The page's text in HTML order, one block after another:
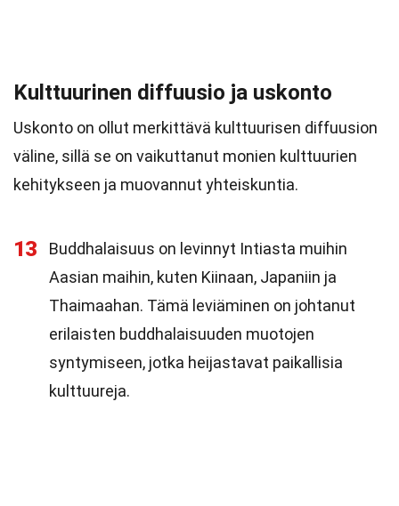
Kulttuurinen diffuusio ja uskonto
Uskonto on ollut merkittävä kulttuurisen diffuusion
väline, sillä se on vaikuttanut monien kulttuurien
kehitykseen ja muovannut yhteiskuntia.
13
Buddhalaisuus on levinnyt Intiasta muihin
Aasian maihin, kuten Kiinaan, Japaniin ja
Thaimaahan. Tämä leviäminen on johtanut
erilaisten buddhalaisuuden muotojen
syntymiseen, jotka heijastavat paikallisia
kulttuureja.